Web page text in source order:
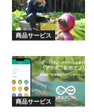
商品サービス
商品サービス